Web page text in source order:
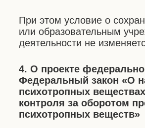
При этом условие о
или образовательным
деятельности не
4. О проекте
Федеральный закон «О
психотропных
контроля за оборотом
психотропных веществ»